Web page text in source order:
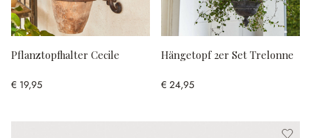
Pflanztopfhalter Cecile
€ 19,95
Hängetopf 2er Set Trelonne
€ 24,95